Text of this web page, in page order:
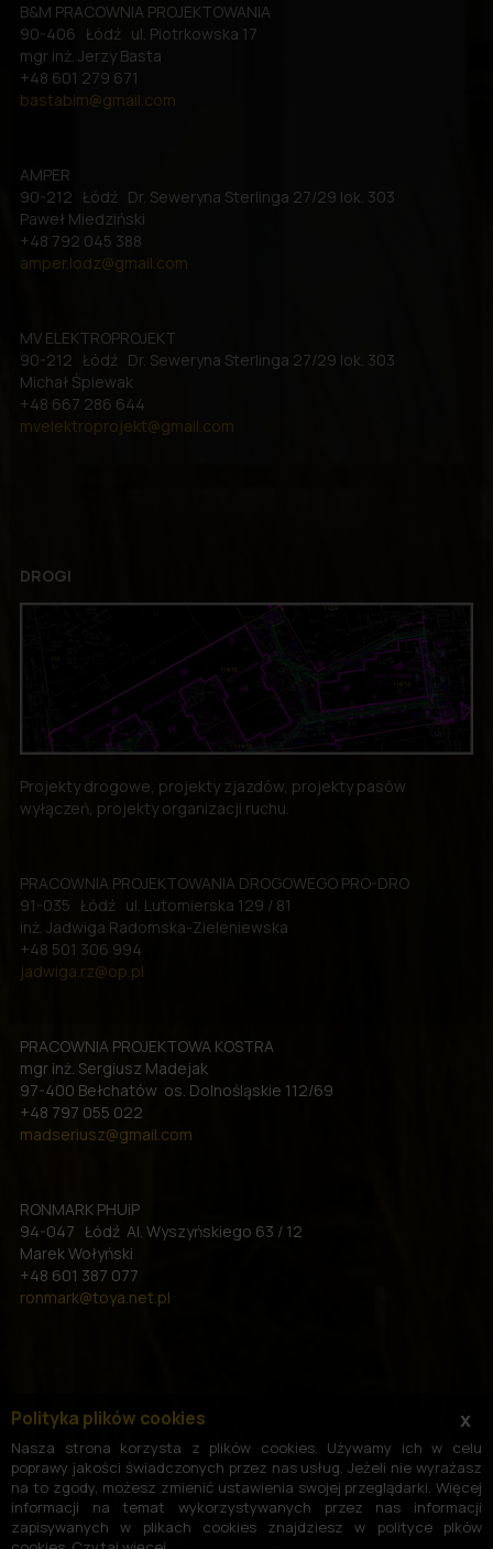
B&M PRACOWNIA PROJEKTOWANIA
90-406 Łódź ul. Piotrkowska 17
mgr inż. Jerzy Basta
+48 601 279 671
bastabim@gmail.com
AMPER
90-212 Łódź Dr. Seweryna Sterlinga 27/29 lok. 303
Paweł Miedziński
+48 792 045 388
amper.lodz@gmail.com
MV ELEKTROPROJEKT
90-212 Łódź Dr. Seweryna Sterlinga 27/29 lok. 303
Michał Śpiewak
+48 667 286 644
mvelektroprojekt@gmail.com
DROGI
Projekty drogowe, projekty zjazdów, projekty pasów
wyłączeń, projekty organizacji ruchu.
PRACOWNIA PROJEKTOWANIA DROGOWEGO PRO-DRO
91-035 Łódź ul. Lutomierska 129 / 81
inż. Jadwiga Radomska-Zieleniewska
+48 501 306 994
jadwiga.rz@op.pl
PRACOWNIA PROJEKTOWA KOSTRA
mgr inż. Sergiusz Madejak
97-400 Bełchatów os. Dolnośląskie 112/69
+48 797 055 022
madseriusz@gmail.com
RONMARK PHUiP
94-047 Łódź Al. Wyszyńskiego 63 / 12
Marek Wołyński
+48 601 387 077
ronmark@toya.net.pl
x
Polityka plików cookies
Nasza strona korzysta z plików cookies. Używamy ich w celu
poprawy jakości świadczonych przez nas usług. Jeżeli nie wyrażasz
na to zgody, możesz zmienić ustawienia swojej przeglądarki. Więcej
informacji na temat wykorzystywanych przez nas informacji
zapisywanych w plikach cookies znajdziesz w polityce plków